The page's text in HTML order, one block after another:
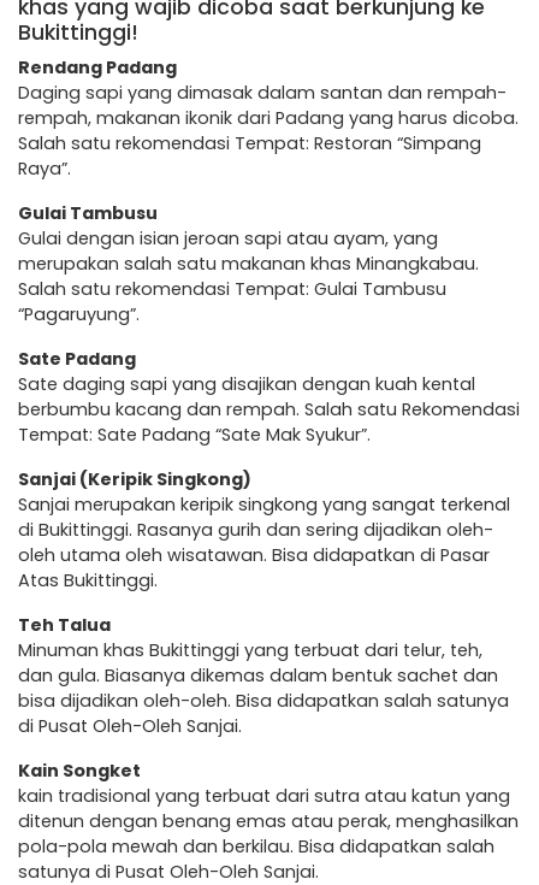
khas yang wajib dicoba saat berkunjung ke
Bukittinggi!
Rendang Padang
Daging sapi yang dimasak dalam santan dan rempah-
rempah, makanan ikonik dari Padang yang harus dicoba.
Salah satu rekomendasi Tempat: Restoran “Simpang
Raya”.
Gulai Tambusu
Gulai dengan isian jeroan sapi atau ayam, yang
merupakan salah satu makanan khas Minangkabau.
Salah satu rekomendasi Tempat: Gulai Tambusu
“Pagaruyung”.
Sate Padang
Sate daging sapi yang disajikan dengan kuah kental
berbumbu kacang dan rempah. Salah satu Rekomendasi
Tempat: Sate Padang “Sate Mak Syukur”.
Sanjai (Keripik Singkong)
Sanjai merupakan keripik singkong yang sangat terkenal
di Bukittinggi. Rasanya gurih dan sering dijadikan oleh-
oleh utama oleh wisatawan. Bisa didapatkan di Pasar
Atas Bukittinggi.
Teh Talua
Minuman khas Bukittinggi yang terbuat dari telur, teh,
dan gula. Biasanya dikemas dalam bentuk sachet dan
bisa dijadikan oleh-oleh. Bisa didapatkan salah satunya
di Pusat Oleh-Oleh Sanjai.
Kain Songket
kain tradisional yang terbuat dari sutra atau katun yang
ditenun dengan benang emas atau perak, menghasilkan
pola-pola mewah dan berkilau. Bisa didapatkan salah
satunya di Pusat Oleh-Oleh Sanjai.